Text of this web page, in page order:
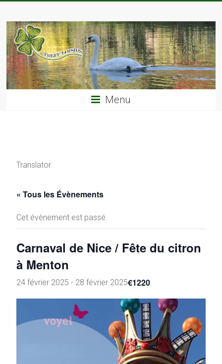
content
TREFF'LOISIRS
Menu
Translator
« Tous les Évènements
Cet évènement est passé.
Carnaval de Nice / Fête du citron
à Menton
24 février 2025 - 28 février 2025€1220